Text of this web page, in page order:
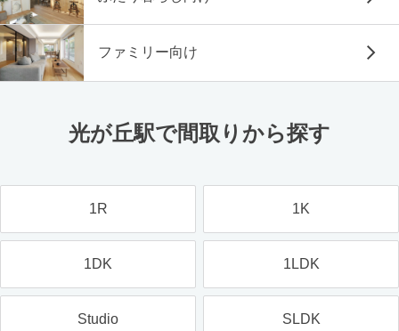
ファミリー向け
光が丘駅で間取りから探す
1R 1K
1DK 1LDK
Studio SLDK